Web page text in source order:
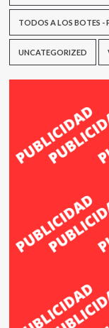
TODOS A LOS BOTES -
UNCATEGORIZED